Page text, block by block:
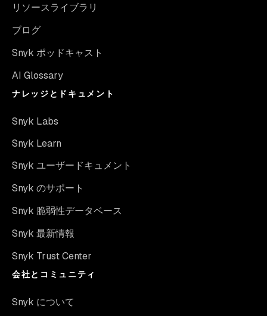
リソースライブラリ
ブログ
Snyk ポッドキャスト
AI Glossary
ナレッジとドキュメント
Snyk Labs
Snyk Learn
Snyk ユーザードキュメント
Snyk のサポート
Snyk 脆弱性データベース
Snyk 最新情報
Snyk Trust Center
会社とコミュニティ
Snyk について